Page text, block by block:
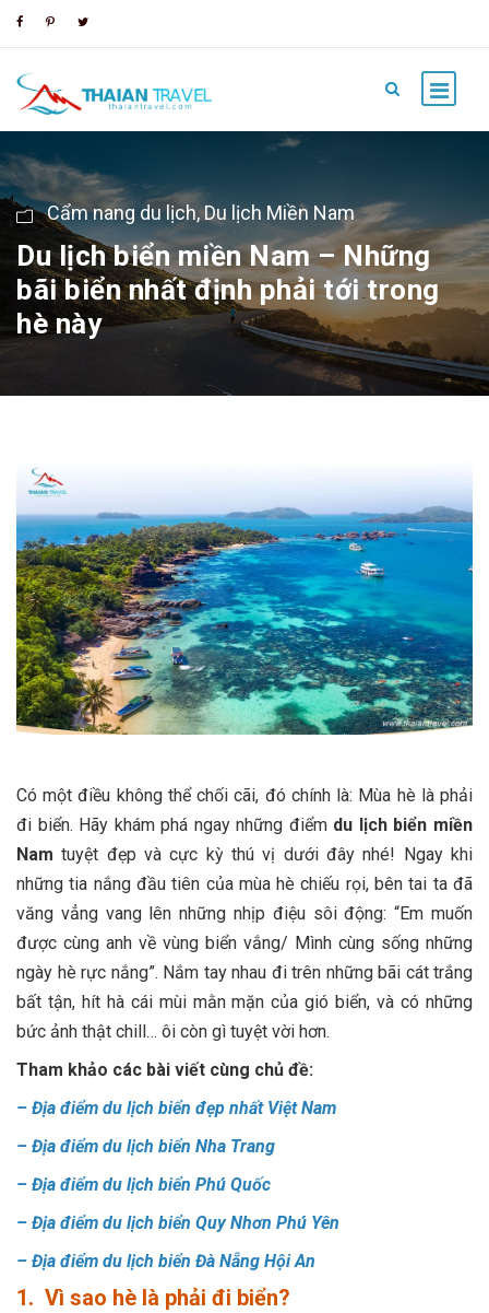
Cẩm nang du lịch,Du lịch Miền Nam
Du lịch biển miền Nam – Những
bãi biển nhất định phải tới trong
hè này
Có một điều không thể chối cãi, đó chính là: Mùa hè là phải
đi biển. Hãy khám phá ngay những điểm du lịch biển miền
Nam tuyệt đẹp và cực kỳ thú vị dưới đây nhé! Ngay khi
những tia nắng đầu tiên của mùa hè chiếu rọi, bên tai ta đã
văng vẳng vang lên những nhịp điệu sôi động: “Em muốn
được cùng anh về vùng biển vắng/ Mình cùng sống những
ngày hè rực nắng”. Nắm tay nhau đi trên những bãi cát trắng
bất tận, hít hà cái mùi mằn mặn của gió biển, và có những
bức ảnh thật chill… ôi còn gì tuyệt vời hơn.
Tham khảo các bài viết cùng chủ đề:
– Địa điểm du lịch biển đẹp nhất Việt Nam
– Địa điểm du lịch biển Nha Trang
– Địa điểm du lịch biển Phú Quốc
– Địa điểm du lịch biển Quy Nhơn Phú Yên
– Địa điểm du lịch biển Đà Nẵng Hội An
1. Vì sao hè là phải đi biển?